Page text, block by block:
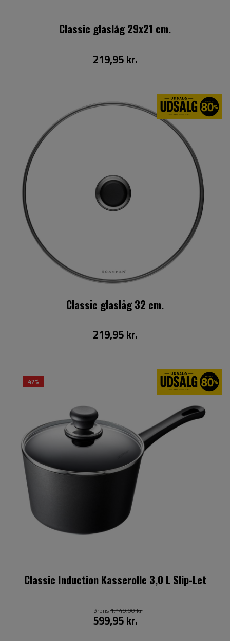
Classic glaslåg 29x21 cm.
219,95 kr.
Classic glaslåg 32 cm.
219,95 kr.
47%
Classic Induction Kasserolle 3,0 L Slip-Let
599,95 kr.
Førpris1.149,00 kr.